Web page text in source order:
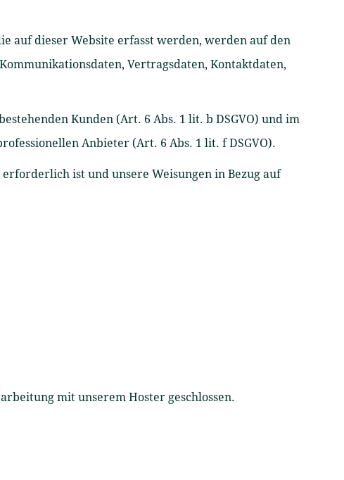
auf dieser Website erfasst werden, werden auf den
Vertragsdaten, Kontaktdaten,
Kunden (Art. 6 Abs. 1 lit. b DSGVO) und im
Anbieter (Art. 6 Abs. 1 lit. f DSGVO).
ist und unsere Weisungen in Bezug auf
mit unserem Hoster geschlossen.